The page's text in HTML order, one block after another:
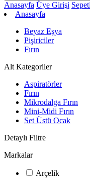
Anasayfa Üye Girişi
Anasayfa
Beyaz Eşya
Pişiriciler
Fırın
Alt Kategoriler
Aspiratörler
Fırın
Mikrodalga Fırın
Mini-Midi Fırın
Set Üstü Ocak
Detaylı Filtre
Markalar
Arçelik